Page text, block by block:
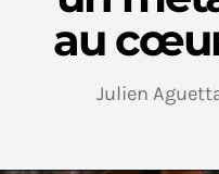
au
Julien